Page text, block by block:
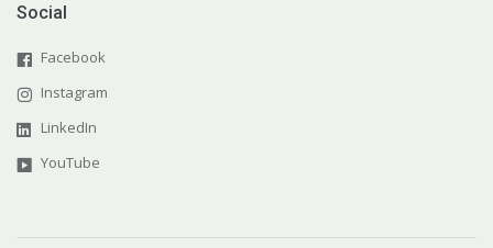
Social
Facebook
Instagram
LinkedIn
YouTube